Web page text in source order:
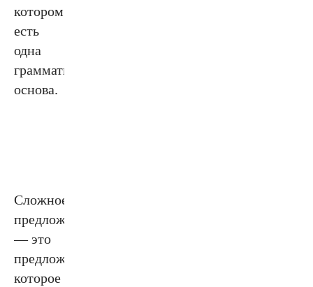
котором
есть
одна
грамматическая
основа.
Сложное
предложение
— это
предложение,
которое